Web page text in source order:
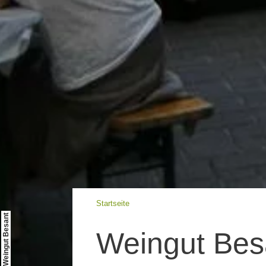
© Weingut Besant
Startseite
Weingut